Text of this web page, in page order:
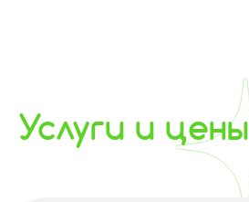
Услуги и цены